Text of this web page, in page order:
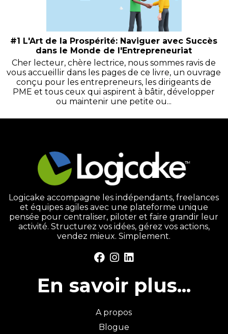
#1 L'Art de la Prospérité: Naviguer avec Succès
dans le Monde de l'Entrepreneuriat
Cher lecteur, chère lectrice, nous sommes ravis de
vous accueillir dans les pages de ce livre, un ouvrage
conçu pour les entrepreneurs, les dirigeants de
PME et tous ceux qui aspirent à bâtir, développer
ou maintenir une petite ou...
Logicake accompagne les indépendants, freelances
et équipes agiles avec une plateforme unique
pensée pour centraliser, piloter et faire grandir leur
activité. Structurez vos idées, gérez vos actions,
vendez mieux. Simplement.
En savoir plus...
A propos
Blogue